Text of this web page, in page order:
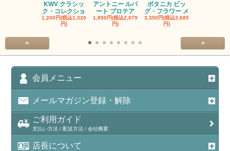
KWV クラシッ
ク・コレクショ
1,200円(税込1,320
円)
アントニー ルパ
ート プロテア
1,890円(税込2,079
円)
ボタニカ ビッ
グ・フラワー メ
3,350円(税込3,685
円)
< >
会員メニュー
メールマガジン登録・解除
ご利用ガイド
支払い方法 / 配送方法 / 会社概要
店長について